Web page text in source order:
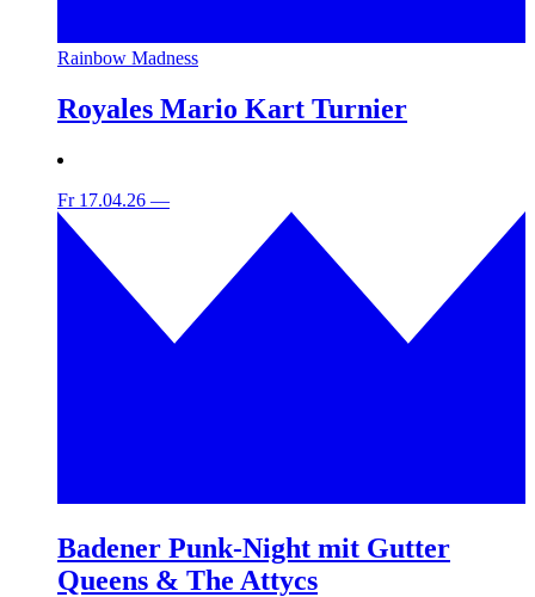
Rainbow Madness
Royales Mario Kart Turnier
Fr 17.04.26 —
Badener Punk-Night mit Gutter
Queens & The Attycs